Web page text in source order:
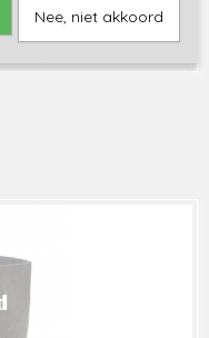
Nee, niet akkoord